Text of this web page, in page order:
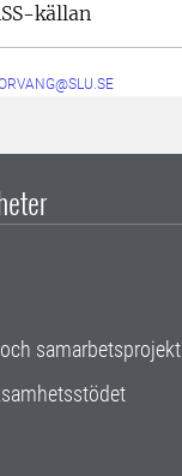
källan
samarbetsprojekt